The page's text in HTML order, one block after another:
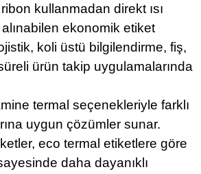
kullanmadan direkt ısı
ekonomik etiket
koli üstü bilgilendirme, fiş,
ürün takip uygulamalarında
termal seçenekleriyle farklı
uygun çözümler sunar.
eco termal etiketlere göre
daha dayanıklı